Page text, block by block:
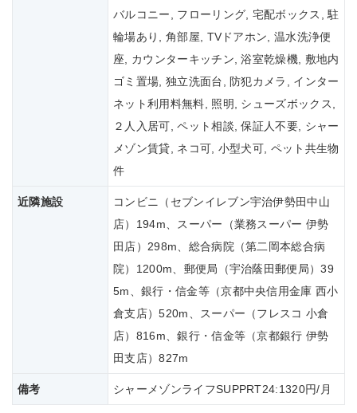
バルコニー, フローリング, 宅配ボックス, 駐
輪場あり, 角部屋, TVドアホン, 温水洗浄便
座, カウンターキッチン, 浴室乾燥機, 敷地内
ゴミ置場, 独立洗面台, 防犯カメラ, インター
ネット利用料無料, 照明, シューズボックス,
２人入居可, ペット相談, 保証人不要, シャー
メゾン賃貸, ネコ可, 小型犬可, ペット共生物
件
近隣施設
コンビニ（セブンイレブン宇治伊勢田中山
店）194m、スーパー（業務スーパー 伊勢
田店）298m、総合病院（第二岡本総合病
院）1200m、郵便局（宇治蔭田郵便局）39
5m、銀行・信金等（京都中央信用金庫 西小
倉支店）520m、スーパー（フレスコ 小倉
店）816m、銀行・信金等（京都銀行 伊勢
田支店）827m
備考 シャーメゾンライフSUPPRT24:1320円/月